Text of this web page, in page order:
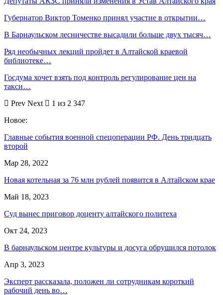
Губернатор Виктор Томенко принял участие в открытии…
В Барнаульском лесничестве высадили больше двух тысяч…
Ряд необычных лекций пройдет в Алтайской краевой
библиотеке…
Госдума хочет взять под контроль регулирование цен на
такси…
Prev Next
1 из 2 347
Новое:
Главные события военной спецоперации РФ. День тридцать
второй
Мар 28, 2022
Новая котельная за 76 млн рублей появится в Алтайском крае
Май 18, 2023
Суд вынес приговор доценту алтайского политеха
Окт 24, 2023
В барнаульском центре культуры и досуга обрушился потолок
Апр 3, 2023
Эксперт рассказала, положен ли сотрудникам короткий
рабочий день во…